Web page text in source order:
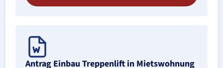
Antrag Einbau Treppenlift in Mietswohnung